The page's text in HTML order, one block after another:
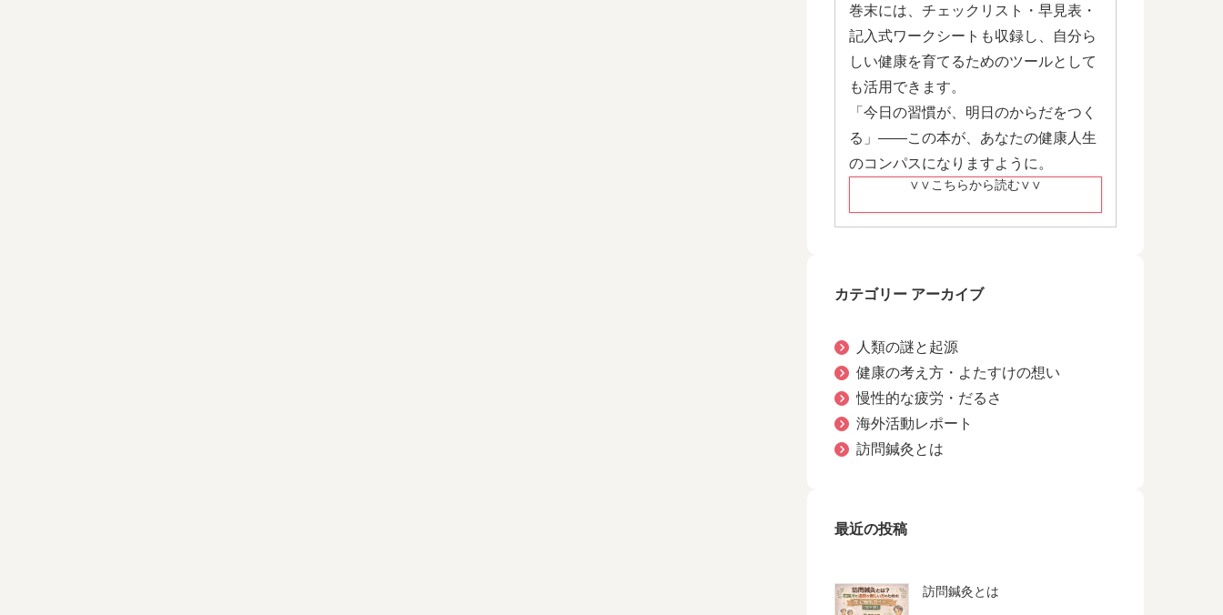
巻末には、チェックリスト・早見表・
記入式ワークシートも収録し、自分ら
しい健康を育てるためのツールとして
も活用できます。
「今日の習慣が、明日のからだをつく
る」——この本が、あなたの健康人生
のコンパスになりますように。
∨∨こちらから読む∨∨
カテゴリー アーカイブ
人類の謎と起源
健康の考え方・よたすけの想い
慢性的な疲労・だるさ
海外活動レポート
訪問鍼灸とは
最近の投稿
訪問鍼灸とは